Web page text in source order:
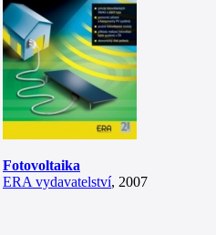
Fotovoltaika
ERA vydavatelství, 2007